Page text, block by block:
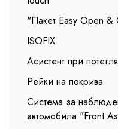
"Пакет Easy Open &
ISOFIX
Асистент при
Рейки на покрива
Система за
автомобила "Front